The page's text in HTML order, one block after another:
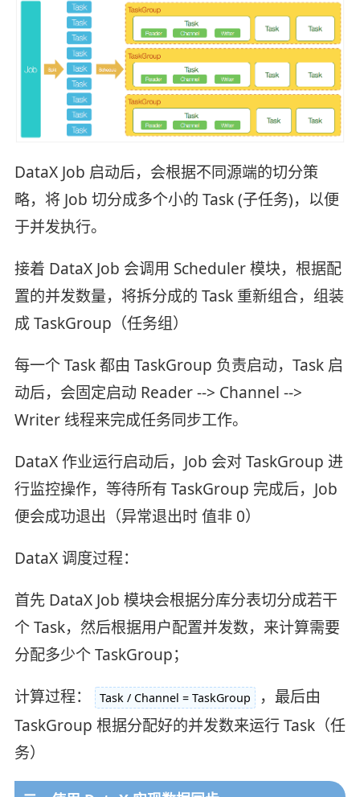
DataX Job 启动后，会根据不同源端的切分策
略，将 Job 切分成多个小的 Task (子任务)，以便
于并发执行。
接着 DataX Job 会调用 Scheduler 模块，根据配
置的并发数量，将拆分成的 Task 重新组合，组装
成 TaskGroup（任务组）
每一个 Task 都由 TaskGroup 负责启动，Task 启
动后，会固定启动 Reader --> Channel -->
Writer 线程来完成任务同步工作。
DataX 作业运行启动后，Job 会对 TaskGroup 进
行监控操作，等待所有 TaskGroup 完成后，Job
便会成功退出（异常退出时 值非 0）
DataX 调度过程：
首先 DataX Job 模块会根据分库分表切分成若干
个 Task，然后根据用户配置并发数，来计算需要
分配多少个 TaskGroup；
计算过程：
Task / Channel = TaskGroup
，最后由
TaskGroup 根据分配好的并发数来运行 Task（任
务）